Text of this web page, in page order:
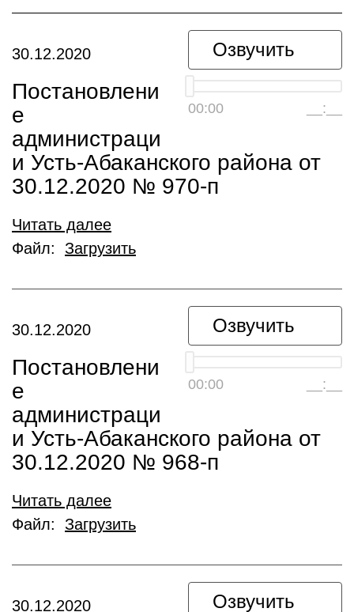
Озвучить
00:00 __:__
30.12.2020
Постановлени
е
администраци
и Усть-Абаканского района от
30.12.2020 № 970-п
Читать далее
Файл: Загрузить
Озвучить
00:00 __:__
30.12.2020
Постановлени
е
администраци
и Усть-Абаканского района от
30.12.2020 № 968-п
Читать далее
Файл: Загрузить
Озвучить
30.12.2020